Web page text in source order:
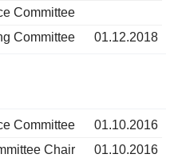
Committee
Committee
01.12.2018
Committee
01.10.2016
Chair
01.10.2016